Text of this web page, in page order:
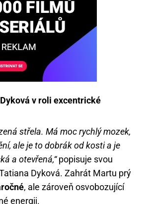
v roli excentrické
střela. Má moc rychlý mozek,
ale je to dobrák od kosti a je
a otevřená,“popisuje svou
Dyková. Zahrát Martu prý
, ale zároveň osvobozující
energii.